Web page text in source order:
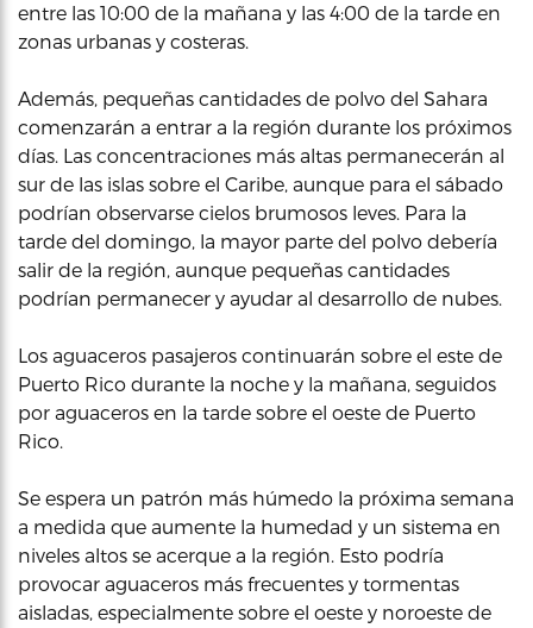
entre las 10:00 de la mañana y las 4:00 de la tarde en
zonas urbanas y costeras.
Además, pequeñas cantidades de polvo del Sahara
comenzarán a entrar a la región durante los próximos
días. Las concentraciones más altas permanecerán al
sur de las islas sobre el Caribe, aunque para el sábado
podrían observarse cielos brumosos leves. Para la
tarde del domingo, la mayor parte del polvo debería
salir de la región, aunque pequeñas cantidades
podrían permanecer y ayudar al desarrollo de nubes.
Los aguaceros pasajeros continuarán sobre el este de
Puerto Rico durante la noche y la mañana, seguidos
por aguaceros en la tarde sobre el oeste de Puerto
Rico.
Se espera un patrón más húmedo la próxima semana
a medida que aumente la humedad y un sistema en
niveles altos se acerque a la región. Esto podría
provocar aguaceros más frecuentes y tormentas
aisladas, especialmente sobre el oeste y noroeste de